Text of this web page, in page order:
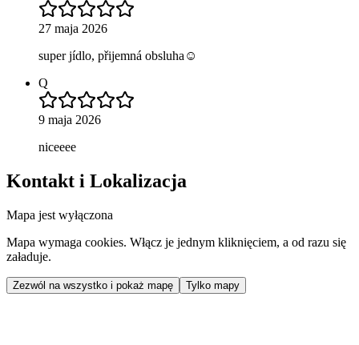
27 maja 2026
super jídlo, přijemná obsluha☺️
Q
9 maja 2026
niceeee
Kontakt i Lokalizacja
Mapa jest wyłączona
Mapa wymaga cookies. Włącz je jednym kliknięciem, a od razu się
załaduje.
Zezwól na wszystko i pokaż mapę Tylko mapy